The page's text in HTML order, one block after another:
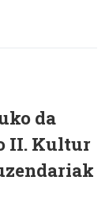
da
II. Kultur